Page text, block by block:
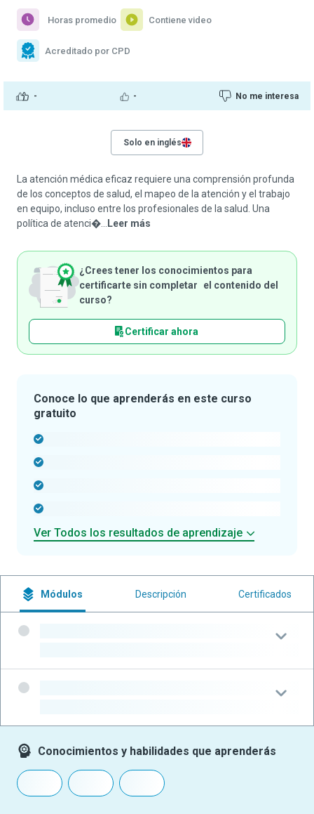
- - No me interesa
Horas promedio Contiene video
Acreditado por CPD
Solo en inglés
La atención médica eficaz requiere una comprensión profunda
de los conceptos de salud, el mapeo de la atención y el trabajo
en equipo, incluso entre los profesionales de la salud. Una
política de atenci�...
Leer más
¿Crees tener los conocimientos para
certificarte sin completar el contenido del
curso?
Certificar ahora
Conoce lo que aprenderás en este curso
gratuito
Ver Todos los resultados de aprendizaje
Módulos Descripción Certificados
Conocimientos y habilidades que aprenderás